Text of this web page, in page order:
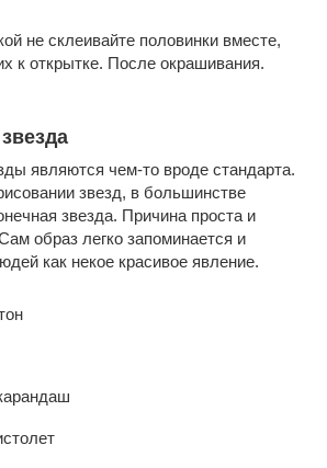
не склеивайте половинки вместе,
к открытке. После окрашивания.
являются чем-то вроде стандарта.
звезд, в большинстве
звезда. Причина проста и
образ легко запоминается и
как некое красивое явление.